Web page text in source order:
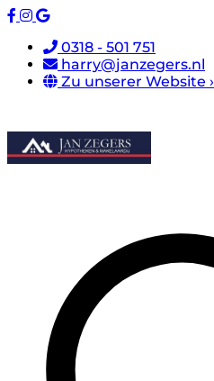
0318 - 501 751
harry@janzegers.nl
Zu unserer Website ›